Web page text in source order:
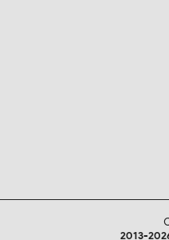
2013-